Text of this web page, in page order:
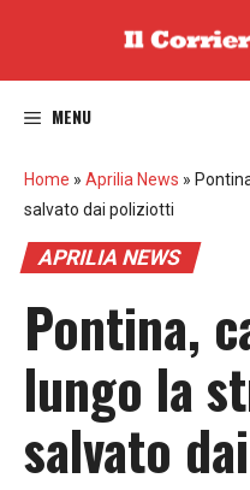
MENU
Home » Aprilia News »
salvato dai poliziotti
APRILIA NEWS
Pontina,
lungo la
salvato